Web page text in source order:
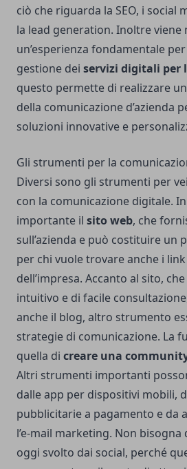
ciò che riguarda la SEO, i social
la lead generation. Inoltre viene
un’esperienza fondamentale
gestione dei servizi digitali per
questo permette di realizzare
della comunicazione d’azienda
soluzioni innovative e
Gli strumenti per la
Diversi sono gli strumenti per
con la comunicazione digitale.
importante il sito web, che
sull’azienda e può costituire un
per chi vuole trovare anche i
dell’impresa. Accanto al sito,
intuitivo e di facile
anche il blog, altro strumento
strategie di comunicazione. La
quella di creare una
Altri strumenti importanti
dalle app per dispositivi mobili,
pubblicitarie a pagamento e da
l’e-mail marketing. Non
oggi svolto dai social, perché